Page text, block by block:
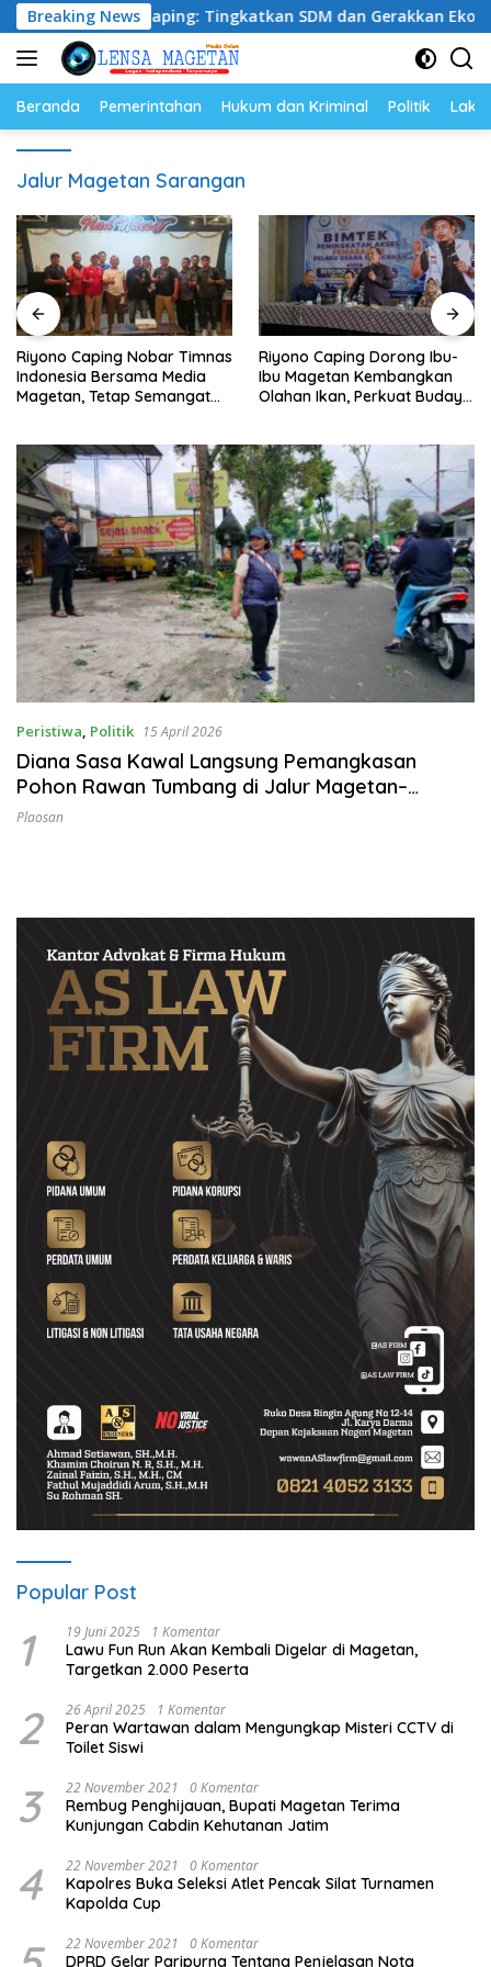
Langsung
ke
konten
Breaking News
Riyono Caping: Tingkatkan SDM dan Gerakkan Ekonomi
Beranda Pemerintahan Hukum dan Kriminal Politik
Jalur Magetan Sarangan
Riyono Caping Nobar Timnas
Indonesia Bersama Media
Magetan, Tetap Semangat
Riyono Caping Dorong Ibu-
Ibu Magetan Kembangkan
Olahan Ikan, Perkuat Budaya
Peristiwa, Politik 15 April 2026
Diana Sasa Kawal Langsung Pemangkasan
Pohon Rawan Tumbang di Jalur Magetan–
Sarangan
Plaosan
Popular Post
1 19 Juni 2025 1 Komentar
Lawu Fun Run Akan Kembali Digelar di Magetan,
Targetkan 2.000 Peserta
2 26 April 2025 1 Komentar
Peran Wartawan dalam Mengungkap Misteri CCTV di
Toilet Siswi
3 22 November 2021 0 Komentar
Rembug Penghijauan, Bupati Magetan Terima
Kunjungan Cabdin Kehutanan Jatim
4 22 November 2021 0 Komentar
Kapolres Buka Seleksi Atlet Pencak Silat Turnamen
Kapolda Cup
22 November 2021 0 Komentar
DPRD Gelar Paripurna Tentang Penjelasan Nota